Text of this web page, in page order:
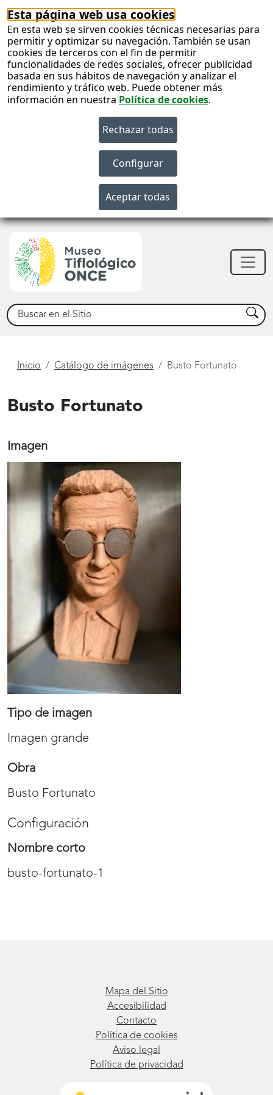
Esta página web usa cookies
En esta web se sirven cookies técnicas necesarias para
permitir y optimizar su navegación. También se usan
cookies de terceros con el fin de permitir
funcionalidades de redes sociales, ofrecer publicidad
basada en sus hábitos de navegación y analizar el
rendimiento y tráfico web. Puede obtener más
información en nuestra Política de cookies.
Buscar Buscar
Está
Inicio Catálogo de imágenes Busto Fortunato
Busto Fortunato
Imagen
Tipo de imagen
Imagen grande
Obra
Busto Fortunato
Configuración
Nombre corto
busto-fortunato-1
Mapa del Sitio
Accesibilidad
Contacto
Política de cookies
Aviso legal
Política de privacidad